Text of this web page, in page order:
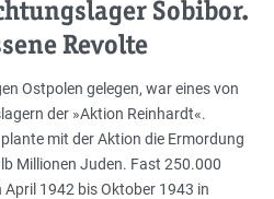
Sobibor.
Revolte
Ostpolen gelegen, war eines von
der »Aktion Reinhardt«.
mit der Aktion die Ermordung
Millionen Juden. Fast 250.000
1942 bis Oktober 1943 in